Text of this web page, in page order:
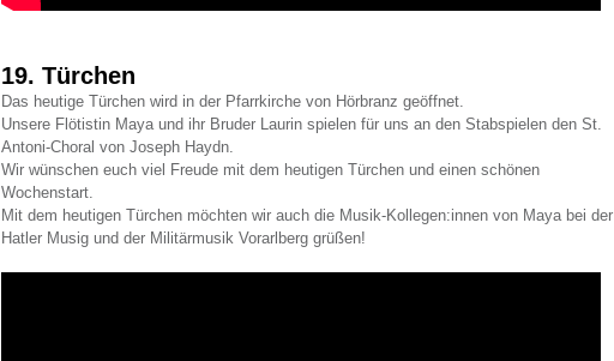
19. Türchen
Das heutige Türchen wird in der Pfarrkirche von Hörbranz geöffnet.
Unsere Flötistin Maya und ihr Bruder Laurin spielen für uns an den Stabspielen den St.
Antoni-Choral von Joseph Haydn.
Wir wünschen euch viel Freude mit dem heutigen Türchen und einen schönen
Wochenstart.
Mit dem heutigen Türchen möchten wir auch die Musik-Kollegen:innen von Maya bei der
Hatler Musig und der Militärmusik Vorarlberg grüßen!